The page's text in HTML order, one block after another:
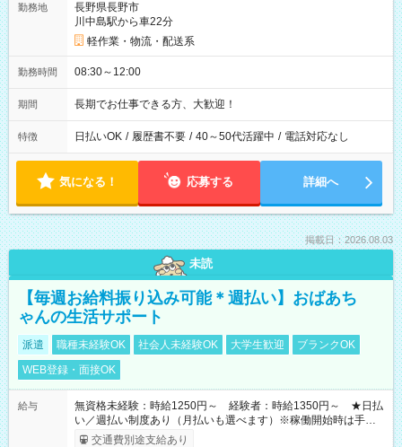
勤務地
長野県長野市
川中島駅から車22分
軽作業・物流・配送系
勤務時間 08:30～12:00
期間 長期でお仕事できる方、大歓迎！
特徴 日払いOK / 履歴書不要 / 40～50代活躍中 / 電話対応なし
気になる！ 応募する 詳細へ
掲載日：2026.08.03
未読
【毎週お給料振り込み可能＊週払い】おばあち
ゃんの生活サポート
派遣 職種未経験OK 社会人未経験OK 大学生歓迎
ブランクOK
WEB登録・面接OK
給与
無資格未経験：時給1250円～ 経験者：時給1350円～ ★日払
い／週払い制度あり（月払いも選べます）※稼働開始時は手続き
完了次第のお支払いとなります。
交通費別途支給あり